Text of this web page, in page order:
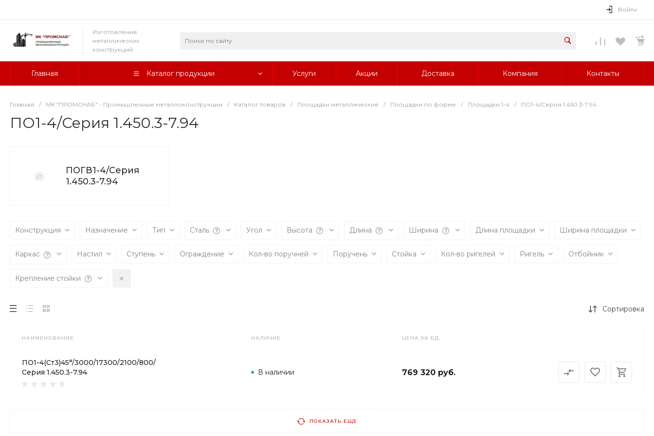
Войти
Изготовление
металлических
конструкций
Главная Каталог продукции Услуги Акции Доставка Компания Контакты
Главная / МК "ПРОМСНАБ" - Промышленные металлоконструкции / Каталог товаров / Площадки металлические / Площадки по форме / Площадки 1-4 / ПО1-4/Серия 1.450.3-7.94
ПО1-4/Серия 1.450.3-7.94
ПОГВ1-4/Серия
1.450.3-7.94
Конструкция Назначение Тип Сталь Угол Высота Длина Ширина Длина площадки Ширина площадки
Каркас Настил Ступень Ограждение Кол-во поручней Поручень Стойка Кол-во ригелей Ригель Отбойник
Крепление стойки
Сортировка
НАИМЕНОВАНИЕ НАЛИЧИЕ ЦЕНА ЗА ЕД.
ПО1-4(Ст3)45°/3000/17300/2100/800/
Серия 1.450.3-7.94
В наличии 769 320 руб.
ПОКАЗАТЬ ЕЩЕ